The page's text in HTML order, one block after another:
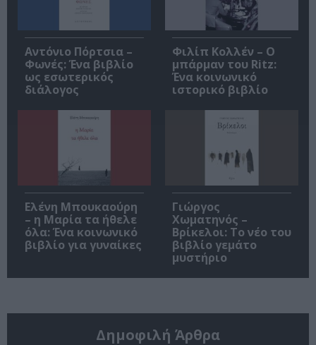
Αντόνιο Πόρτσια –
Φωνές: Ένα βιβλίο
ως εσωτερικός
διάλογος
Φιλίπ Κολλέν – Ο
μπάρμαν του Ritz:
Ένα κοινωνικό
ιστορικό βιβλίο
Ελένη Μπουκαούρη
– η Μαρία τα ήθελε
όλα: Ένα κοινωνικό
βιβλίο για γυναίκες
Γιώργος
Χωματηνός –
Βρίκελοι: Το νέο του
βιβλίο γεμάτο
μυστήριο
Δημοφιλή Άρθρα